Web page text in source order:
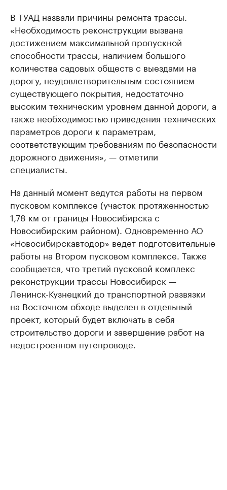
В ТУАД назвали причины ремонта трассы.
«Необходимость реконструкции вызвана
достижением максимальной пропускной
способности трассы, наличием большого
количества садовых обществ с выездами на
дорогу, неудовлетворительным состоянием
существующего покрытия, недостаточно
высоким техническим уровнем данной дороги, а
также необходимостью приведения технических
параметров дороги к параметрам,
соответствующим требованиям по безопасности
дорожного движения», — отметили
специалисты.
На данный момент ведутся работы на первом
пусковом комплексе (участок протяженностью
1,78 км от границы Новосибирска с
Новосибирским районом). Одновременно АО
«Новосибирскавтодор» ведет подготовительные
работы на Втором пусковом комплексе. Также
сообщается, что третий пусковой комплекс
реконструкции трассы Новосибирск —
Ленинск-Кузнецкий до транспортной развязки
на Восточном обходе выделен в отдельный
проект, который будет включать в себя
строительство дороги и завершение работ на
недостроенном путепроводе.